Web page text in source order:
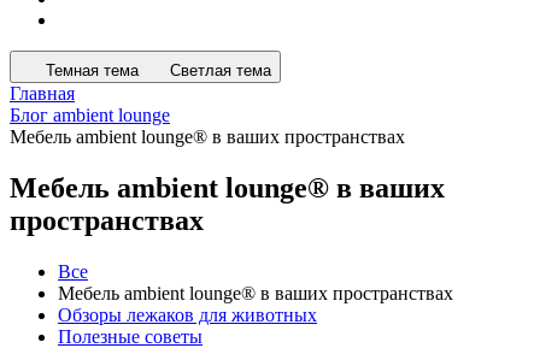
Темная тема Светлая тема
Главная
Блог ambient lounge
Мебель ambient lounge® в ваших пространствах
Мебель ambient lounge® в ваших
пространствах
Все
Мебель ambient lounge® в ваших пространствах
Обзоры лежаков для животных
Полезные советы